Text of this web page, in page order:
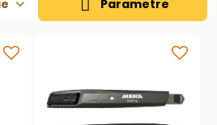
Parametre